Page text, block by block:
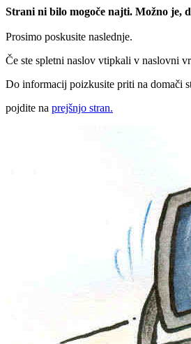
Strani ni bilo mogoče najti. Možno je,
Prosimo poskusite naslednje.
Če ste spletni naslov vtipkali v naslovni
Do informacij poizkusite priti na domači
pojdite na prejšnjo stran.